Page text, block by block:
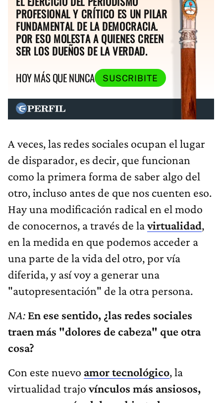
PROFESIONAL Y CRÍTICO ES UN PILAR
FUNDAMENTAL DE LA DEMOCRACIA.
POR ESO MOLESTA A QUIENES CREEN
SER LOS DUEÑOS DE LA VERDAD.
HOY MÁS QUE NUNCA
SUSCRIBITE
A veces, las redes sociales ocupan el lugar
de disparador, es decir, que funcionan
como la primera forma de saber algo del
otro, incluso antes de que nos cuenten eso.
Hay una modificación radical en el modo
de conocernos, a través de lavirtualidad,
en la medida en que podemos acceder a
una parte de la vida del otro, por vía
diferida, y así voy a generar una
"autopresentación" de la otra persona.
NA: En ese sentido, ¿las redes sociales
traen más "dolores de cabeza" que otra
cosa?
Con este nuevo amor tecnológico, la
virtualidad trajovínculos más ansiosos,